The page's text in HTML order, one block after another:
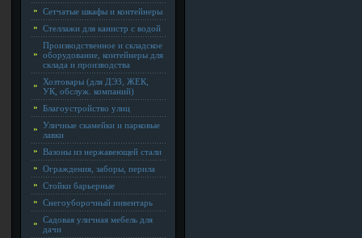
Сетчатые шкафы и контейнеры
Стеллажи для канистр с водой
Производственное и складское
оборудование, контейнеры для
склада и производства
Хозтовары (для ДЭЗ, ЖЕК,
УК, обслуж. компаний)
Благоустройство улиц
Уличные скамейки и парковые
лавки
Вазоны из нержавеющей стали
Ограждения, заборы, перила
Стойки барьерные
Снегоуборочный инвентарь
Садовая уличная мебель для
дачи